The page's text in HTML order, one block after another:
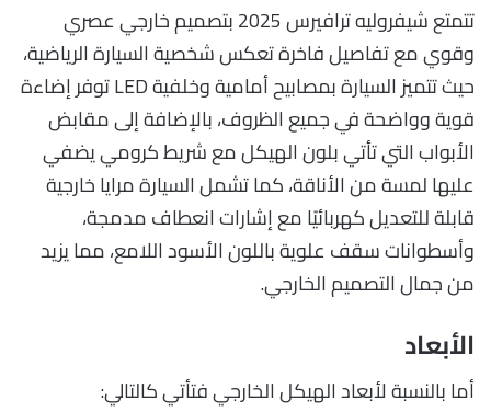
تتمتع شيفروليه ترافيرس 2025 بتصميم خارجي عصري
وقوي مع تفاصيل فاخرة تعكس شخصية السيارة الرياضية،
حيث تتميز السيارة بمصابيح أمامية وخلفية LED توفر إضاءة
قوية وواضحة في جميع الظروف، بالإضافة إلى مقابض
الأبواب التي تأتي بلون الهيكل مع شريط كرومي يضفي
عليها لمسة من الأناقة، كما تشمل السيارة مرايا خارجية
قابلة للتعديل كهربائيًا مع إشارات انعطاف مدمجة،
وأسطوانات سقف علوية باللون الأسود اللامع، مما يزيد
من جمال التصميم الخارجي.
الأبعاد
أما بالنسبة لأبعاد الهيكل الخارجي فتأتي كالتالي: